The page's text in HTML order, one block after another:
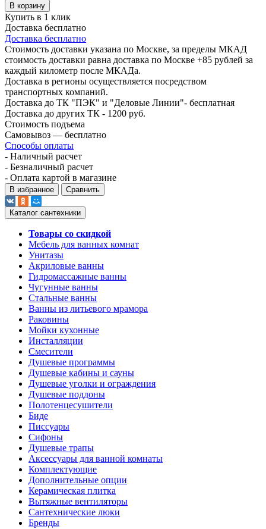
В корзину
Купить в 1 клик
Доставка бесплатно
Доставка бесплатно
Стоимость доставки указана по Москве, за пределы МКАД
стоимость доставки равна доставка по Москве +85 рублей за
каждый километр после МКАДа.
Доставка в регионы осуществляется посредством
транспортных компаний.
Доставка до ТК "ПЭК" и "Деловые Линии"- бесплатная
Доставка до других ТК - 1200 руб.
Стоимость подъема
Самовывоз — бесплатно
Способы оплаты
- Наличный расчет
- Безналичный расчет
- Оплата картой в магазине
В избранное Сравнить
Каталог сантехники
Товары со скидкой
Мебель для ванных комнат
Унитазы
Акриловые ванны
Гидромассажные ванны
Чугунные ванны
Стальные ванны
Ванны из литьевого мрамора
Раковины
Мойки кухонные
Инсталляции
Смесители
Душевые программы
Душевые кабины и сауны
Душевые уголки и ограждения
Душевые поддоны
Полотенцесушители
Биде
Писсуары
Сифоны
Душевые трапы
Аксессуары для ванной комнаты
Комплектующие
Дополнительные опции
Керамическая плитка
Вытяжные вентиляторы
Сантехнические люки
Бренды